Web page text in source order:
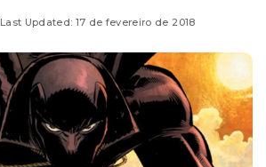
Last Updated: 17 de fevereiro de 2018